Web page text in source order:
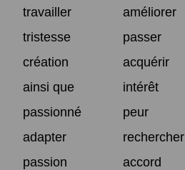
travailler
améliorer
tristesse
passer
création
acquérir
ainsi que
intérêt
passionné
peur
adapter
rechercher
passion
accord